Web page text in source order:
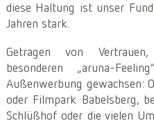
diese Haltung ist unser
Jahren stark.
Getragen von
besonderen „aruna-
Außenwerbung gewachsen:
oder Filmpark Babelsberg,
Schlüßhof oder die vielen